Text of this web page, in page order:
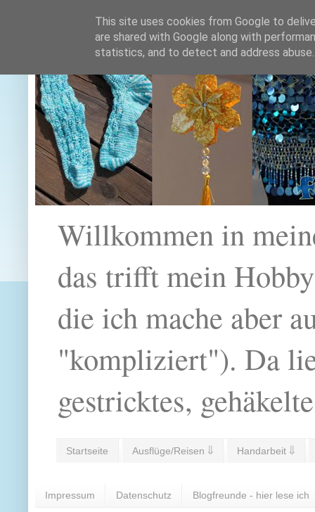
Willkommen in
das trifft mein
die ich mache aber
"kompliziert"). Da
gestricktes,
Startseite Ausflüge/Reisen ⇓ Handarbeit ⇓
Impressum Datenschutz Blogfreunde - hier lese ich
This site uses cookies from Google to
are shared with Google along with
statistics, and to detect and address abuse.